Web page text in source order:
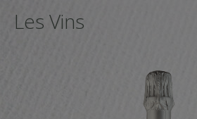
Les Vins